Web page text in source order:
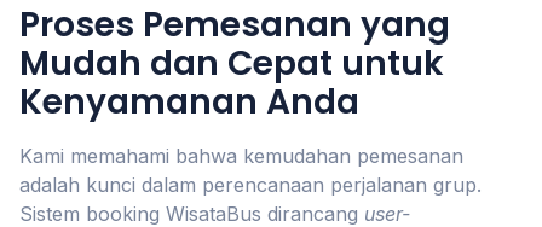
Proses Pemesanan yang
Mudah dan Cepat untuk
Kenyamanan Anda
Kami memahami bahwa kemudahan pemesanan
adalah kunci dalam perencanaan perjalanan grup.
Sistem booking WisataBus dirancang user-